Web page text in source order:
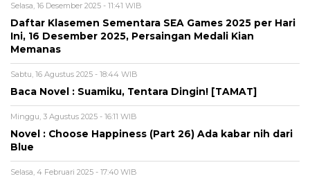
Selasa, 16 Desember 2025 - 11:41 WIB
Daftar Klasemen Sementara SEA Games 2025 per Hari
Ini, 16 Desember 2025, Persaingan Medali Kian
Memanas
Sabtu, 16 Agustus 2025 - 18:44 WIB
Baca Novel : Suamiku, Tentara Dingin! [TAMAT]
Minggu, 3 Agustus 2025 - 16:11 WIB
Novel : Choose Happiness (Part 26) Ada kabar nih dari
Blue
Selasa, 4 Februari 2025 - 17:40 WIB